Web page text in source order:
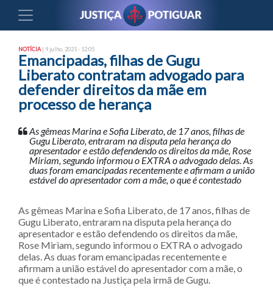
NOTÍCIA | 9 julho, 2021 - 12:05
Emancipadas, filhas de Gugu
Liberato contratam advogado para
defender direitos da mãe em
processo de herança
As gêmeas Marina e Sofia Liberato, de 17 anos, filhas de
Gugu Liberato, entraram na disputa pela herança do
apresentador e estão defendendo os direitos da mãe, Rose
Miriam, segundo informou o EXTRA o advogado delas. As
duas foram emancipadas recentemente e afirmam a união
estável do apresentador com a mãe, o que é contestado
As gêmeas Marina e Sofia Liberato, de 17 anos, filhas de
Gugu Liberato, entraram na disputa pela herança do
apresentador e estão defendendo os direitos da mãe,
Rose Miriam, segundo informou o EXTRA o advogado
delas. As duas foram emancipadas recentemente e
afirmam a união estável do apresentador com a mãe, o
que é contestado na Justiça pela irmã de Gugu.